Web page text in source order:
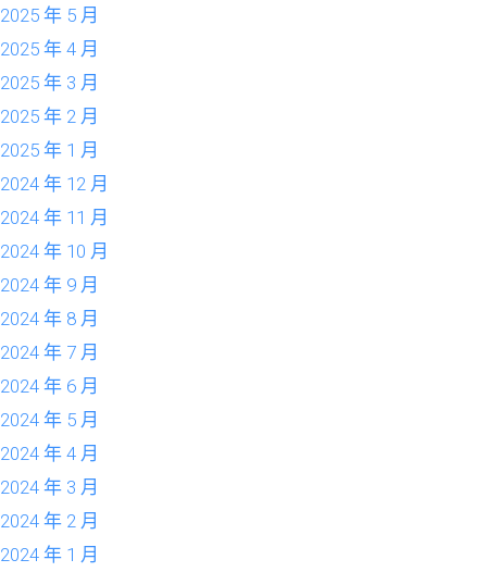
2025 年 5 月
2025 年 4 月
2025 年 3 月
2025 年 2 月
2025 年 1 月
2024 年 12 月
2024 年 11 月
2024 年 10 月
2024 年 9 月
2024 年 8 月
2024 年 7 月
2024 年 6 月
2024 年 5 月
2024 年 4 月
2024 年 3 月
2024 年 2 月
2024 年 1 月